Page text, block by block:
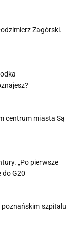
Zagórski.
centrum miasta Są
„Po pierwsze
do G20
szpitalu